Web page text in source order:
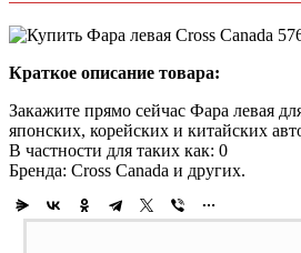
Краткое описание товара:
Закажите прямо сейчас Фара левая
японских, корейских и китайских
В частности для таких как: 0
Бренда: Cross Canada и других.